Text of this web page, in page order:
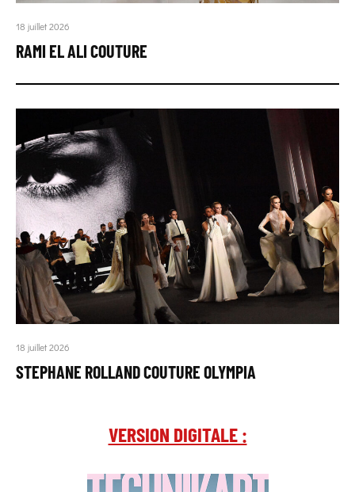
18 juillet 2026
RAMI EL ALI COUTURE
18 juillet 2026
STEPHANE ROLLAND COUTURE OLYMPIA
VERSION DIGITALE :